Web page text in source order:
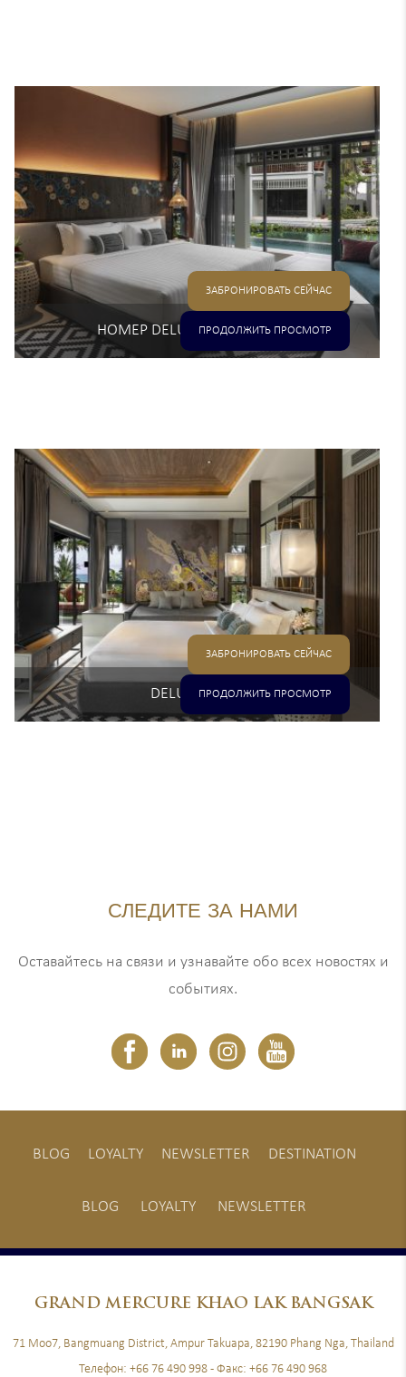
НОМЕР DELUXE POOL ACCESS
ЗАБРОНИРОВАТЬ СЕЙЧАС
ПРОДОЛЖИТЬ ПРОСМОТР
DELUXE SUITE
ЗАБРОНИРОВАТЬ СЕЙЧАС
ПРОДОЛЖИТЬ ПРОСМОТР
СЛЕДИТЕ ЗА НАМИ
Оставайтесь на связи и узнавайте обо всех новостях и
событиях.
BLOG LOYALTY NEWSLETTER DESTINATION
BLOG LOYALTY NEWSLETTER
GRANDMERCURE KHAO LAK BANGSAK
71 Moo7, Bangmuang District, Ampur Takuapa, 82190 Phang Nga, Thailand
Телефон: +66 76 490 998 - Факс: +66 76 490 968